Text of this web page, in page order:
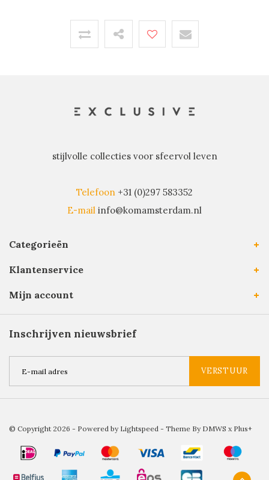
stijlvolle collecties voor sfeervol leven
Telefoon +31 (0)297 583352
E-mail info@komamsterdam.nl
Categorieën
Klantenservice
Mijn account
Inschrijven nieuwsbrief
VERSTUUR
© Copyright 2026 - Powered by Lightspeed - Theme By DMWS x Plus+